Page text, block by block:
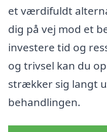
et værdifuldt
dig på vej mod et
investere tid og
og trivsel kan du
strækker sig langt
behandlingen.